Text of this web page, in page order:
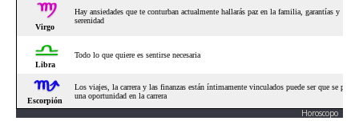
Horoscopo